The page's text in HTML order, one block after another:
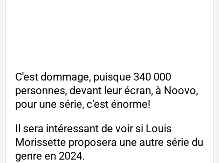
C'est dommage, puisque 340 000
personnes, devant leur écran, à Noovo,
pour une série, c'est énorme!
Il sera intéressant de voir si Louis
Morissette proposera une autre série du
genre en 2024.